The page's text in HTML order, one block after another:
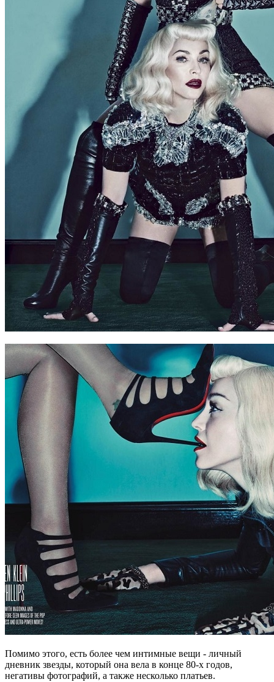
Помимо этого, есть более чем интимные вещи - личный
дневник звезды, который она вела в конце 80-х годов,
негативы фотографий, а также несколько платьев.